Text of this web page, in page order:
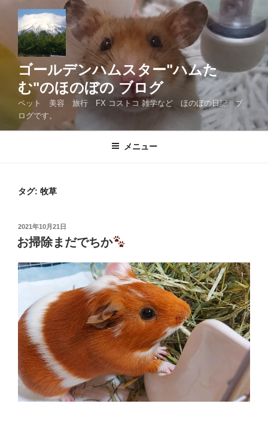
ン
ゴールデンハムスター"ハムた
む"のほのぼの ブログ
ペット 美容 旅行 FX コストコ 雑学など ほのぼの日記 ブ
ログです。
メニュー
タグ: 牧草
投
稿
日:
2021年10月21日
お掃除まだでちか